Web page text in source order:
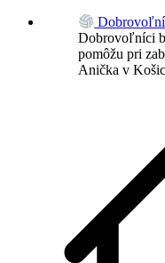
Dobrovoľníci
pomôžu pri
Anička v